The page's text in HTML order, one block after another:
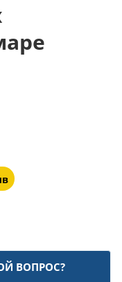
ВОПРОС?